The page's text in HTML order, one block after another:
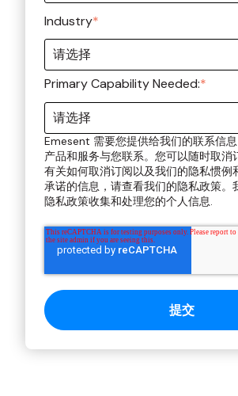
Industry*
Primary Capability Needed:*
Emesent 需要您提供给我们的联系信
产品和服务与您联系。您可以随时取消
有关如何取消订阅以及我们的隐私惯例
承诺的信息，请查看我们的隐私政策。
隐私政策收集和处理您的个人信息.